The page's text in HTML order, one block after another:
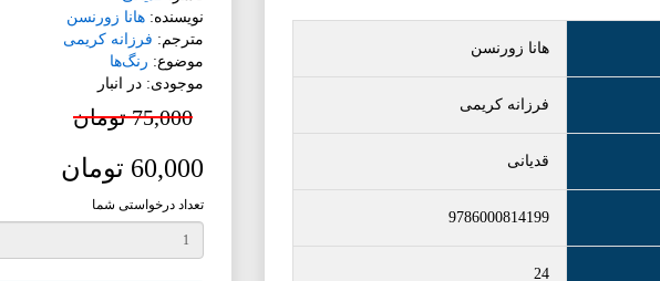
هانا زورنسن
فرزانه کریمی
قدیانی
9786000814199
24
نویسنده: هانا زورنسن
مترجم: فرزانه کریمی
موضوع: رنگ‌ها
موجودی: در انبار
75,000 تومان
60,000 تومان
تعداد درخواستی شما